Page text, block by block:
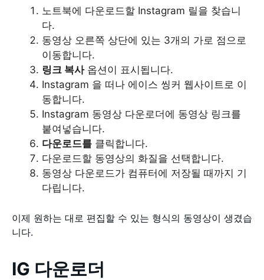
노트북에 다운로드할 Instagram 릴을 찾습니
다.
동영상 오른쪽 상단에 있는 3개의 가로 점으로
이동합니다.
링크 복사옵션이 표시됩니다.
Instagram 을 떠나 에이스 씽커 웹사이트로 이
동합니다.
Instagram 동영상 다운로더에 동영상 링크를
붙여넣습니다.
다운로드를 클릭합니다.
다운로드할 동영상의 화질을 선택합니다.
동영상 다운로드가 컴퓨터에 저장될 때까지 기
다립니다.
이제 원하는 대로 편집할 수 있는 형식의 동영상이 생겼습
니다.
IG 다운로더